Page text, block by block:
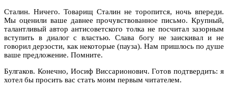
Сталин. Ничего. Товарищ Сталин не торопится, ночь впереди.
Мы оценили ваше давнее прочувствованное письмо. Крупный,
талантливый автор антисоветского толка не посчитал зазорным
вступить в диалог с властью. Слава богу не заискивал и не
говорил дерзости, как некоторые (пауза). Нам пришлось по душе
ваше предложение. Помните.
Булгаков. Конечно, Иосиф Виссарионович. Готов подтвердить: я
хотел бы просить вас стать моим первым читателем.